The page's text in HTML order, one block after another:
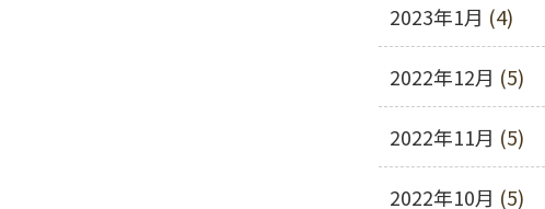
2023年1月 (4)
2022年12月 (5)
2022年11月 (5)
2022年10月 (5)